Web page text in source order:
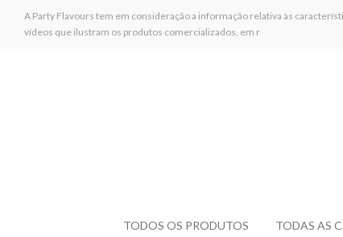
A Party Flavours tem em consideração a informação relativa às
vídeos que ilustram os produtos comercializados, em r
TODOS OS PRODUTOS TODAS AS